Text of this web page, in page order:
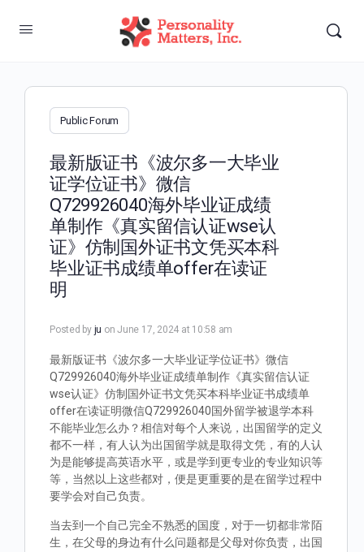
Public Forum
最新版证书《波尔多一大毕业
证学位证书》微信
Q729926040海外毕业证成绩
单制作《真实留信认证wse认
证》仿制国外证书文凭买本科
毕业证书成绩单offer在读证
明
Posted by ju on June 17, 2024 at 10:58 am
最新版证书《波尔多一大毕业证学位证书》微信
Q729926040海外毕业证成绩单制作《真实留信认证
wse认证》仿制国外证书文凭买本科毕业证书成绩单
offer在读证明微信Q729926040国外留学被退学本科
不能毕业怎么办？相信对每个人来说，出国留学的定义
都不一样，有人认为出国留学就是取得文凭，有的人认
为是能够提高英语水平，或是学到更专业的专业知识等
等，当然以上这些都对，便是更重要的是在留学过程中
要学会对自己负责。
当去到一个自己完全不熟悉的国度，对于一切都非常陌
生，在父母的身边有什么问题都是父母对你负责，出国